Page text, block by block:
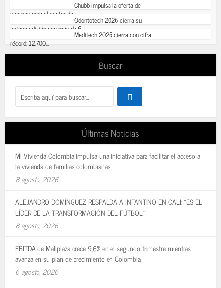
Chubb impulsa la oferta de
seguros para el sector de...
Odontotech 2026 cierra su
octava edición con más de 6...
Meditech 2026 cierra con cifra
récord: 12.700...
Buscar
Últimas Noticias
Mi Vivienda Colombia impulsa una iniciativa para facilitar el acceso a
la vivienda de familias colombianas
8 agosto, 2026
ALEJANDRO DOMÍNGUEZ RESPALDA A INFANTINO EN CALI: «ES EL
LÍDER DE LA TRANSFORMACIÓN DEL FÚTBOL»
8 agosto, 2026
EBITDA de Mallplaza crece 9,6% en el segundo trimestre mientras
avanza en su plan de crecimiento en Colombia
6 agosto, 2026